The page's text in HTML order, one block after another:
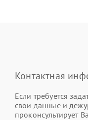
Контактная
Если требуется
свои данные и
проконсультирует